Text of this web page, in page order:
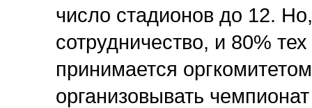
число стадионов до 12.
сотрудничество, и 80%
принимается
организовывать